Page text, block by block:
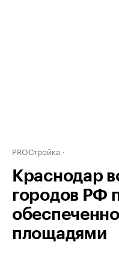
PROСтройка
Краснодар
городов РФ
площадями